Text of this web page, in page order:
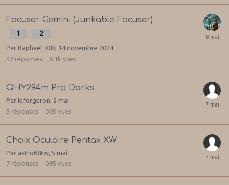
Focuser Gemini (Junkable Focuser)
1
2
Par Raphael_OD, 14 novembre 2024
42 réponses 6.1k vues
QHY294m Pro Darks
Par leforgeron, 2 mai
5 réponses 305 vues
Choix Oculaire Pentax XW
Par astro68rw 5 mai
7 réponses 395 vues